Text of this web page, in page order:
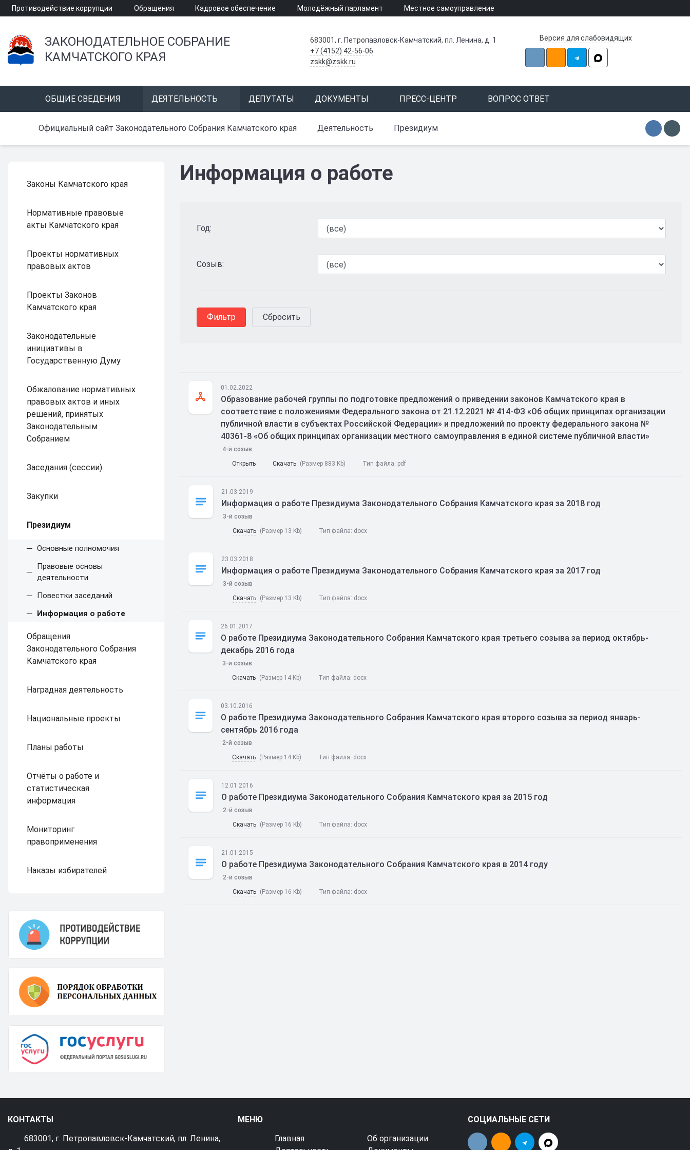
Противодействие коррупции Обращения Кадровое обеспечение Молодёжный парламент Местное самоуправление
ЗАКОНОДАТЕЛЬНОЕ СОБРАНИЕ
КАМЧАТСКОГО КРАЯ
683001, г. Петропавловск-Камчатский, пл. Ленина, д. 1
+7 (4152) 42-56-06
zskk@zskk.ru
Версия для слабовидящих
ОБЩИЕ СВЕДЕНИЯ ДЕЯТЕЛЬНОСТЬ ДЕПУТАТЫ ДОКУМЕНТЫ ПРЕСС-ЦЕНТР ВОПРОС ОТВЕТ
Официальный сайт Законодательного Собрания Камчатского края Деятельность Президиум
Законы Камчатского края
Нормативные правовые
акты Камчатского края
Проекты нормативных
правовых актов
Проекты Законов
Камчатского края
Законодательные
инициативы в
Государственную Думу
Обжалование нормативных
правовых актов и иных
решений, принятых
Законодательным
Собранием
Заседания (сессии)
Закупки
Президиум
Основные полномочия
Правовые основы
деятельности
Повестки заседаний
Информация о работе
Обращения
Законодательного Собрания
Камчатского края
Наградная деятельность
Национальные проекты
Планы работы
Отчёты о работе и
статистическая
информация
Мониторинг
правоприменения
Наказы избирателей
Информация о работе
Год:
Созыв:
01.02.2022
Образование рабочей группы по подготовке предложений о приведении законов Камчатского края в
соответствие с положениями Федерального закона от 21.12.2021 № 414-ФЗ «Об общих принципах организации
публичной власти в субъектах Российской Федерации» и предложений по проекту федерального закона №
40361-8 «Об общих принципах организации местного самоуправления в единой системе публичной власти»
4-й созыв
Открыть
Скачать (Размер 883 Kb) Тип файла: pdf
21.03.2019
Информация о работе Президиума Законодательного Собрания Камчатского края за 2018 год
3-й созыв
Скачать (Размер 13 Kb) Тип файла: docx
23.03.2018
Информация о работе Президиума Законодательного Собрания Камчатского края за 2017 год
3-й созыв
Скачать (Размер 13 Kb) Тип файла: docx
26.01.2017
О работе Президиума Законодательного Собрания Камчатского края третьего созыва за период октябрь-
декабрь 2016 года
3-й созыв
Скачать (Размер 14 Kb) Тип файла: docx
03.10.2016
О работе Президиума Законодательного Собрания Камчатского края второго созыва за период январь-
сентябрь 2016 года
2-й созыв
Скачать (Размер 14 Kb) Тип файла: docx
12.01.2016
О работе Президиума Законодательного Собрания Камчатского края за 2015 год
2-й созыв
Скачать (Размер 16 Kb) Тип файла: docx
21.01.2015
О работе Президиума Законодательного Собрания Камчатского края в 2014 году
2-й созыв
Скачать (Размер 16 Kb) Тип файла: docx
КОНТАКТЫ
683001, г. Петропавловск-Камчатский, пл. Ленина,
МЕНЮ
Главная
Об организации
СОЦИАЛЬНЫЕ СЕТИ